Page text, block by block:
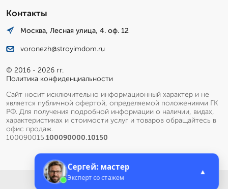
Контакты
Москва, Лесная улица, 4. оф. 12
voronezh@stroyimdom.ru
© 2016 - 2026 гг.
Политика конфиденциальности
Сайт носит исключительно информационный характер и не
является публичной офертой, определяемой положениями ГК
РФ. Для получения подробной информации о наличии, видах,
характеристиках и стоимости услуг и товаров обращайтесь в
офис продаж.
100090015.100090000.10150
Меню
Сергей: мастер
Эксперт со стажем
▲